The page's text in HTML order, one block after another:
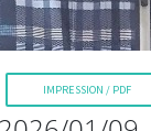
IMPRESSION / PDF